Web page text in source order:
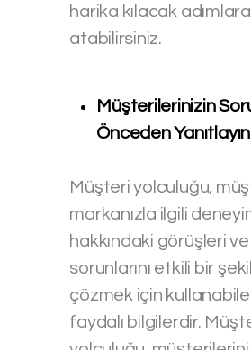
harika kılacak
atabilirsiniz.
Müşterilerinizin
Önceden Yanıtlayın
Müşteri yolculuğu,
markanızla ilgili
hakkındaki görüşleri ve
sorunlarını etkili bir
çözmek için
faydalı bilgilerdir.